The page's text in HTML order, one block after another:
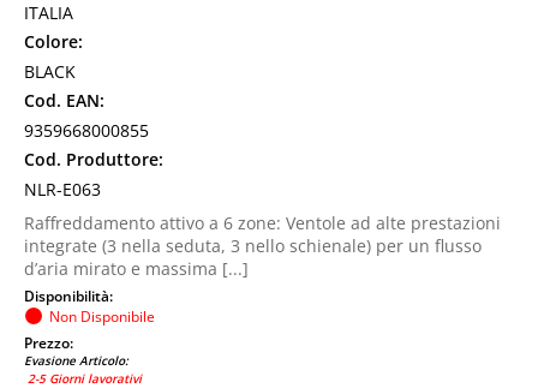
ITALIA
Colore:
BLACK
Cod. EAN:
9359668000855
Cod. Produttore:
NLR-E063
Raffreddamento attivo a 6 zone: Ventole ad alte prestazioni
integrate (3 nella seduta, 3 nello schienale) per un flusso
d’aria mirato e massima [...]
Disponibilità:
Non Disponibile
Prezzo:
Evasione Articolo:
2-5 Giorni lavorativi